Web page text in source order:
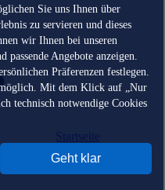
Sie uns Ihnen über
zu servieren und dieses
wir Ihnen bei unseren
Angebote anzeigen.
Präferenzen festlegen.
Mit dem Klick auf „Nur
technisch notwendige Cookies
Geht klar